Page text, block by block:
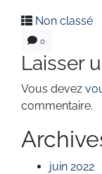
Non classé
0
Laisser
Vous devez
commentaire.
juin 2022